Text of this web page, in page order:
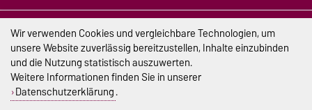
Impressum
Datenschutz
Barrierefreiheit
Wir verwenden Cookies und vergleichbare Technologien, um
unsere Website zuverlässig bereitzustellen, Inhalte einzubinden
und die Nutzung statistisch auszuwerten.
Weitere Informationen finden Sie in unserer
Datenschutzerklärung.